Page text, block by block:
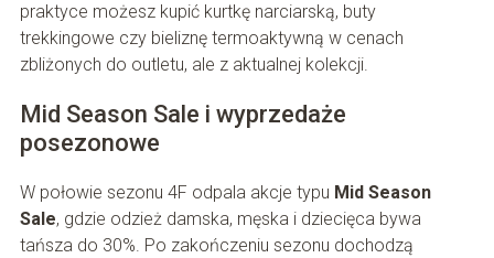
praktyce możesz kupić kurtkę narciarską, buty
trekkingowe czy bieliznę termoaktywną w cenach
zbliżonych do outletu, ale z aktualnej kolekcji.
Mid Season Sale i wyprzedaże
posezonowe
W połowie sezonu 4F odpala akcje typu Mid Season
Sale, gdzie odzież damska, męska i dziecięca bywa
tańsza do 30%. Po zakończeniu sezonu dochodzą